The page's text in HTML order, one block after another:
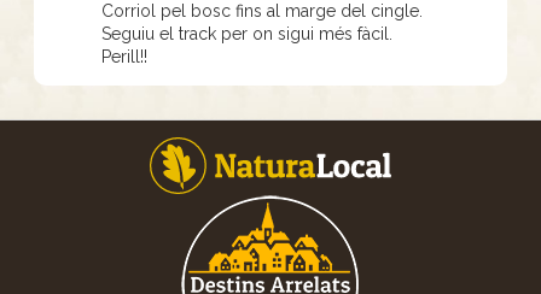
Corriol pel bosc fins al marge del cingle.
Seguiu el track per on sigui més fàcil.
Perill!!